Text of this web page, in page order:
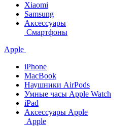
Xiaomi
Samsung
Аксессуары
Смартфоны
Apple
iPhone
MacBook
Наушники AirPods
Умные часы Apple Watch
iPad
Аксессуары Apple
Apple